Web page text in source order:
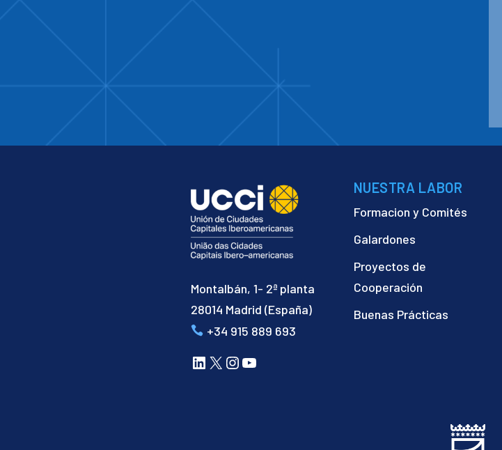
Montalbán, 1- 2ª planta
28014 Madrid (España)
+34 915 889 693
LinkedIn
X Instagram
YouTube
NUESTRA LABOR
Formacion y Comités
Galardones
Proyectos de
Cooperación
Buenas Prácticas